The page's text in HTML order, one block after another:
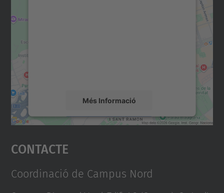
Més Informació
Accepta
powered by
Contacte
Coordinació de Campus Nord